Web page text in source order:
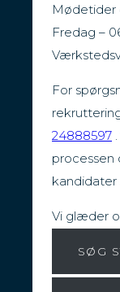
Mødetider
Fredag –
For
24888597
processen
kandidater
Vi glæder
SØG